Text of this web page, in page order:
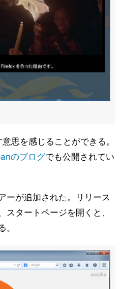
思を感じることができる。
のブログでも公開されてい
ーが追加された。リリース
スタートページを開くと、
。